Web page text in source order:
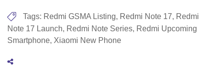
Tags: Redmi GSMA Listing, Redmi Note 17, Redmi
Note 17 Launch, Redmi Note Series, Redmi Upcoming
Smartphone, Xiaomi New Phone